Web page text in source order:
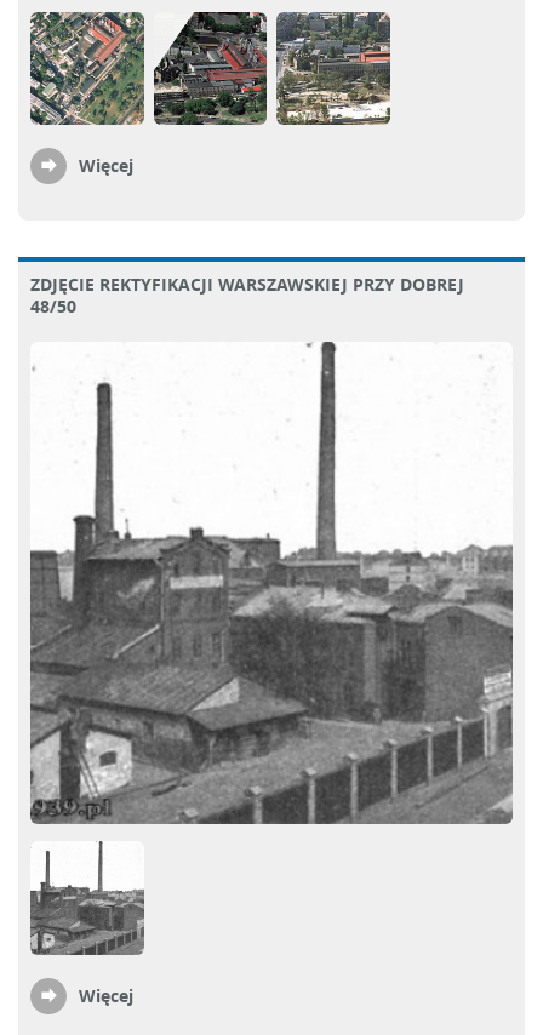
Więcej
ZDJĘCIE REKTYFIKACJI WARSZAWSKIEJ PRZY DOBREJ
48/50
Więcej